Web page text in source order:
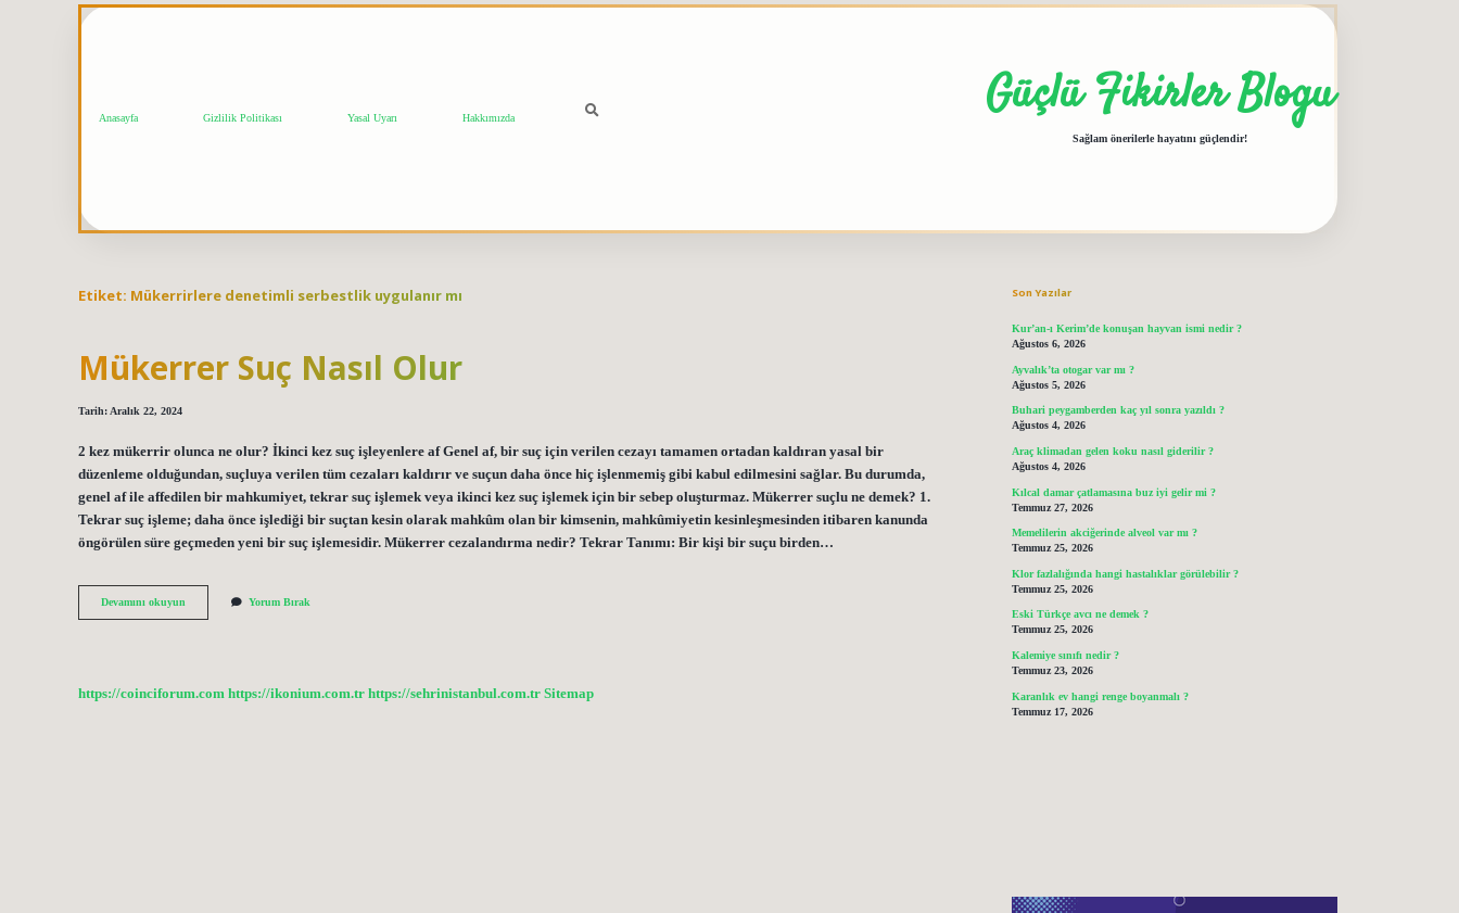
Anasayfa Gizlilik Politikası Yasal Uyarı Hakkımızda Güçlü Fikirler Blogu
Sağlam önerilerle hayatını güçlendir!
Etiket: Mükerrirlere denetimli serbestlik uygulanır mı
Mükerrer Suç Nasıl Olur
Tarih: Aralık 22, 2024
2 kez mükerrir olunca ne olur? İkinci kez suç işleyenlere af Genel af, bir suç için verilen cezayı tamamen ortadan kaldıran yasal bir
düzenleme olduğundan, suçluya verilen tüm cezaları kaldırır ve suçun daha önce hiç işlenmemiş gibi kabul edilmesini sağlar. Bu durumda,
genel af ile affedilen bir mahkumiyet, tekrar suç işlemek veya ikinci kez suç işlemek için bir sebep oluşturmaz. Mükerrer suçlu ne demek? 1.
Tekrar suç işleme; daha önce işlediği bir suçtan kesin olarak mahkûm olan bir kimsenin, mahkûmiyetin kesinleşmesinden itibaren kanunda
öngörülen süre geçmeden yeni bir suç işlemesidir. Mükerrer cezalandırma nedir? Tekrar Tanımı: Bir kişi bir suçu birden…
Devamını okuyun
Suç
Yorum Bırak
https://coinciforum.com https://ikonium.com.tr https://sehrinistanbul.com.tr Sitemap
Son Yazılar
Kur’an-ı Kerim’de konuşan hayvan ismi nedir ?
Ağustos 6, 2026
Ayvalık’ta otogar var mı ?
Ağustos 5, 2026
Buhari peygamberden kaç yıl sonra yazıldı ?
Ağustos 4, 2026
Araç klimadan gelen koku nasıl giderilir ?
Ağustos 4, 2026
Kılcal damar çatlamasına buz iyi gelir mi ?
Temmuz 27, 2026
Memelilerin akciğerinde alveol var mı ?
Temmuz 25, 2026
Klor fazlalığında hangi hastalıklar görülebilir ?
Temmuz 25, 2026
Eski Türkçe avcı ne demek ?
Temmuz 25, 2026
Kalemiye sınıfı nedir ?
Temmuz 23, 2026
Karanlık ev hangi renge boyanmalı ?
Temmuz 17, 2026